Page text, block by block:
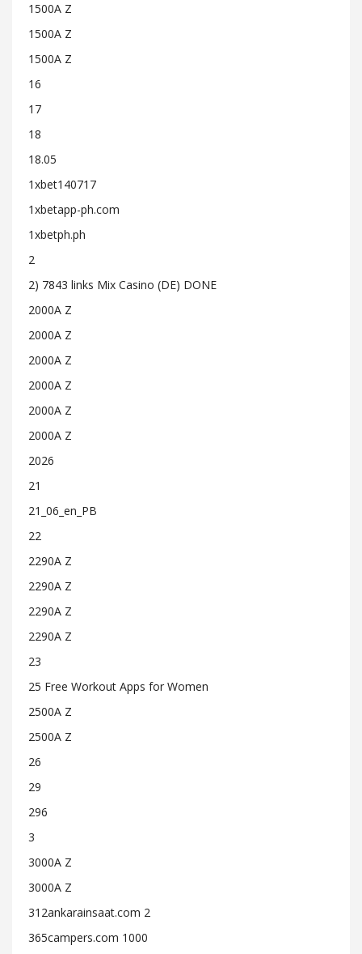
1500A Z
1500A Z
1500A Z
16
17
18
18.05
1xbet140717
1xbetapp-ph.com
1xbetph.ph
2
2) 7843 links Mix Casino (DE) DONE
2000A Z
2000A Z
2000A Z
2000A Z
2000A Z
2000A Z
2026
21
21_06_en_PB
22
2290A Z
2290A Z
2290A Z
2290A Z
23
25 Free Workout Apps for Women
2500A Z
2500A Z
26
29
296
3
3000A Z
3000A Z
312ankarainsaat.com 2
365campers.com 1000